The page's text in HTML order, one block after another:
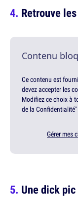
Retrouve
Contenu
Ce contenu est
devez accepter les
Modifiez ce choix à
de la
Gérer mes
Une dick